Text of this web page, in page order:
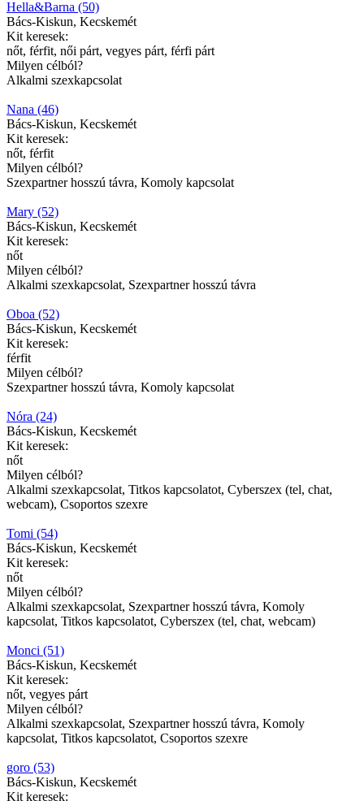
Hella&Barna (50)
Bács-Kiskun, Kecskemét
Kit keresek:
nőt, férfit, női párt, vegyes párt, férfi párt
Milyen célból?
Alkalmi szexkapcsolat
Nana (46)
Bács-Kiskun, Kecskemét
Kit keresek:
nőt, férfit
Milyen célból?
Szexpartner hosszú távra, Komoly kapcsolat
Mary (52)
Bács-Kiskun, Kecskemét
Kit keresek:
nőt
Milyen célból?
Alkalmi szexkapcsolat, Szexpartner hosszú távra
Oboa (52)
Bács-Kiskun, Kecskemét
Kit keresek:
férfit
Milyen célból?
Szexpartner hosszú távra, Komoly kapcsolat
Nóra (24)
Bács-Kiskun, Kecskemét
Kit keresek:
nőt
Milyen célból?
Alkalmi szexkapcsolat, Titkos kapcsolatot, Cyberszex (tel, chat,
webcam), Csoportos szexre
Tomi (54)
Bács-Kiskun, Kecskemét
Kit keresek:
nőt
Milyen célból?
Alkalmi szexkapcsolat, Szexpartner hosszú távra, Komoly
kapcsolat, Titkos kapcsolatot, Cyberszex (tel, chat, webcam)
Monci (51)
Bács-Kiskun, Kecskemét
Kit keresek:
nőt, vegyes párt
Milyen célból?
Alkalmi szexkapcsolat, Szexpartner hosszú távra, Komoly
kapcsolat, Titkos kapcsolatot, Csoportos szexre
goro (53)
Bács-Kiskun, Kecskemét
Kit keresek: